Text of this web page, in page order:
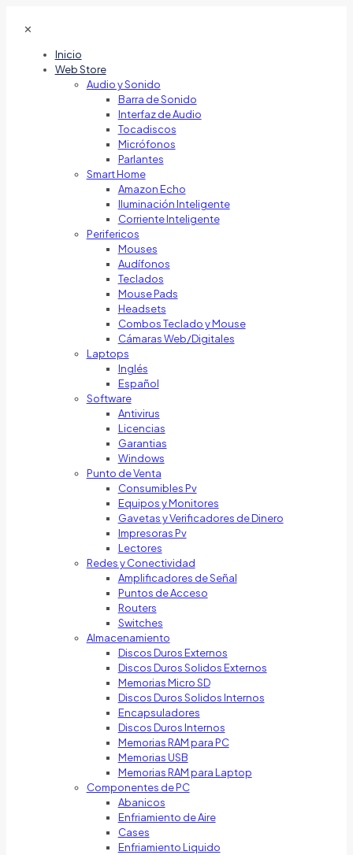
✕
Inicio
Web Store
Audio y Sonido
Barra de Sonido
Interfaz de Audio
Tocadiscos
Micrófonos
Parlantes
Smart Home
Amazon Echo
Iluminación Inteligente
Corriente Inteligente
Perifericos
Mouses
Audífonos
Teclados
Mouse Pads
Headsets
Combos Teclado y Mouse
Cámaras Web/Digitales
Laptops
Inglés
Español
Software
Antivirus
Licencias
Garantias
Windows
Punto de Venta
Consumibles Pv
Equipos y Monitores
Gavetas y Verificadores de Dinero
Impresoras Pv
Lectores
Redes y Conectividad
Amplificadores de Señal
Puntos de Acceso
Routers
Switches
Almacenamiento
Discos Duros Externos
Discos Duros Solidos Externos
Memorias Micro SD
Discos Duros Solidos Internos
Encapsuladores
Discos Duros Internos
Memorias RAM para PC
Memorias USB
Memorias RAM para Laptop
Componentes de PC
Abanicos
Enfriamiento de Aire
Cases
Enfriamiento Liquido